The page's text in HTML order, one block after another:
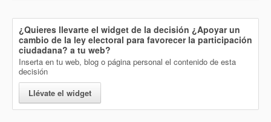
¿Quieres llevarte el widget de la decisión ¿Apoyar un
cambio de la ley electoral para favorecer la participación
ciudadana? a tu web?
Inserta en tu web, blog o página personal el contenido de esta
decisión
Llévate el widget